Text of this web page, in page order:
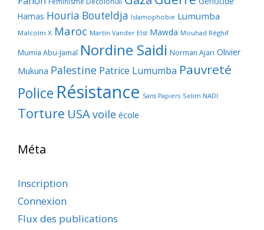
Hamas Houria Bouteldja Islamophobie Lumumba
Malcolm X Maroc Martin Vander Elst Mawda Mouhad Réghif
Mumia Abu-Jamal Nordine Saidi Norman Ajari Olivier
Mukuna Palestine Patrice Lumumba Pauvreté
Police Résistance Sans Papiers Selim NADI
Torture USAvoile école
Méta
Inscription
Connexion
Flux des publications